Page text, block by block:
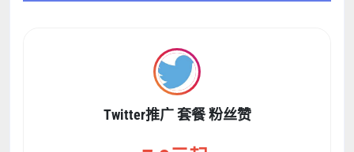
Twitter推广 套餐 粉丝赞